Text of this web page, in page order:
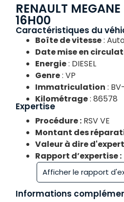
RENAULT
16H00
Caractéristiques du
Boîte de vitesse: Auto
Date mise en
Energie: DIESEL
Genre: VP
Immatriculation :
Kilométrage: 86578
Expertise
Procédure : RSV VE
Montant des
Valeur à dire
Rapport d’expertise :
Afficher le rapport
Informations